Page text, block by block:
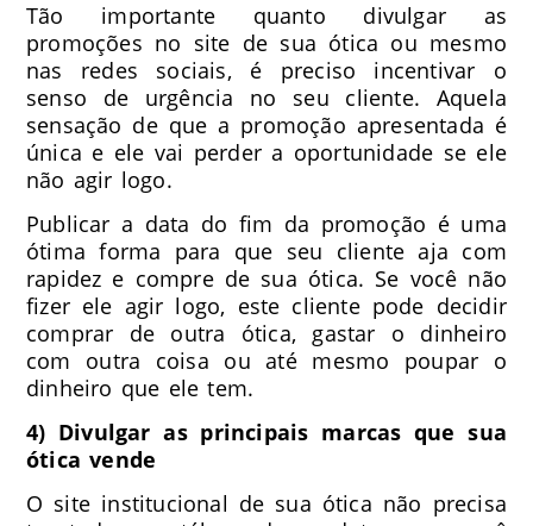
Tão importante quanto divulgar as
promoções no site de sua ótica ou mesmo
nas redes sociais, é preciso incentivar o
senso de urgência no seu cliente. Aquela
sensação de que a promoção apresentada é
única e ele vai perder a oportunidade se ele
não agir logo.
Publicar a data do fim da promoção é uma
ótima forma para que seu cliente aja com
rapidez e compre de sua ótica. Se você não
fizer ele agir logo, este cliente pode decidir
comprar de outra ótica, gastar o dinheiro
com outra coisa ou até mesmo poupar o
dinheiro que ele tem.
4) Divulgar as principais marcas que sua
ótica vende
O site institucional de sua ótica não precisa